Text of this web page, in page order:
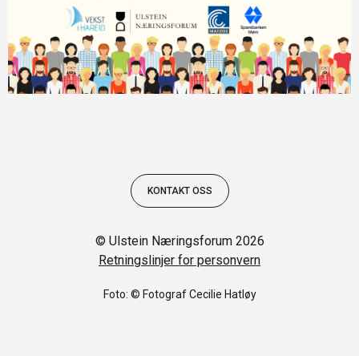
KONTAKT OSS
© Ulstein Næringsforum 2026
Retningslinjer for personvern
Foto: © Fotograf Cecilie Hatløy